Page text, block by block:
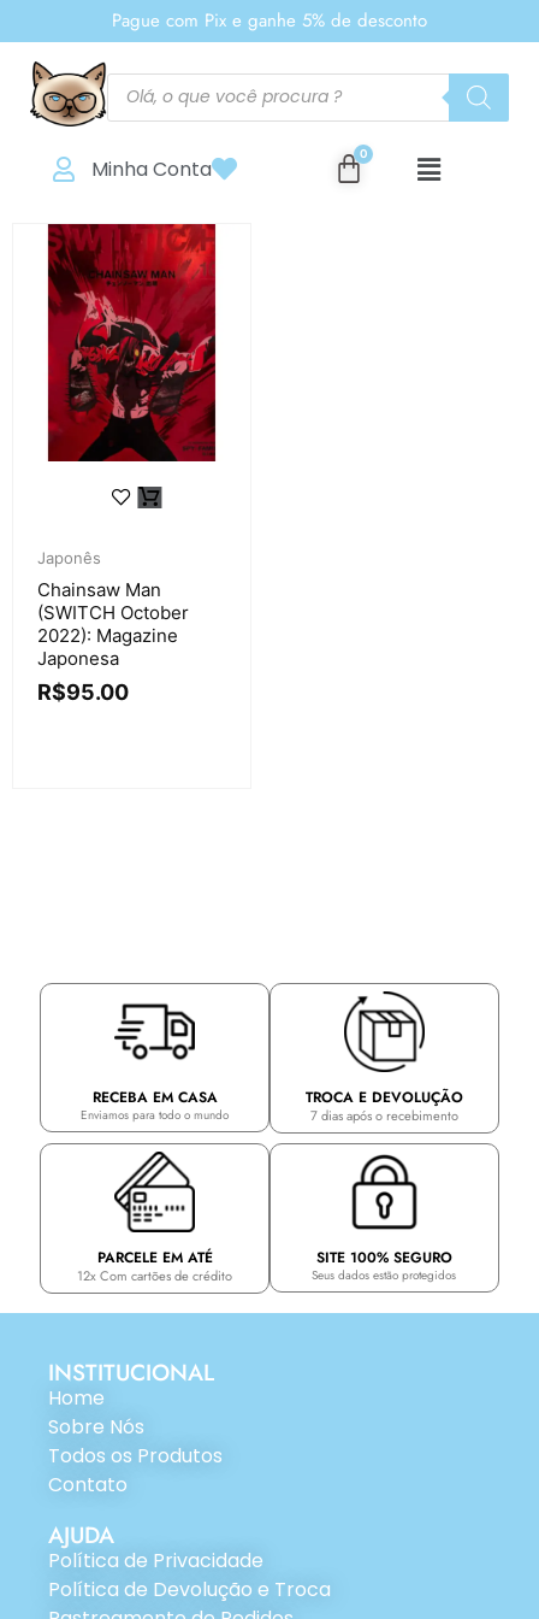
Pague com Pix e ganhe 5% de desconto
Minha Conta
Japonês
Chainsaw Man
(SWITCH October
2022): Magazine
Japonesa
R$95.00
RECEBA EM CASA
Enviamos para todo o mundo
TROCA E DEVOLUÇÃO
7 dias após o recebimento
PARCELE EM ATÉ
12x Com cartões de crédito
SITE 100% SEGURO
Seus dados estão protegidos
INSTITUCIONAL
Home
Sobre Nós
Todos os Produtos
Contato
AJUDA
Política de Privacidade
Política de Devolução e Troca